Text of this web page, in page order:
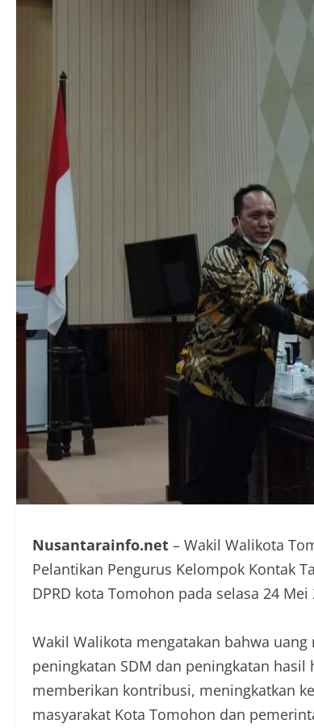
Nusantarainfo.net – Wakil Walikota
Pelantikan Pengurus Kelompok Kontak
DPRD kota Tomohon pada selasa 24 Mei
Wakil Walikota mengatakan bahwa
peningkatan SDM dan peningkatan
memberikan kontribusi, meningkatkan
masyarakat Kota Tomohon dan